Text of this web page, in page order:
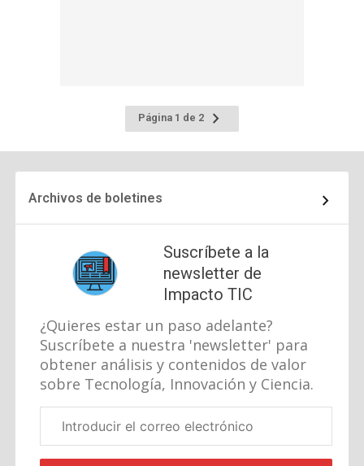
Página 1 de 2
Ir
a
Archivos de boletines
Suscríbete a la
newsletter de
Impacto TIC
¿Quieres estar un paso adelante?
Suscríbete a nuestra 'newsletter' para
obtener análisis y contenidos de valor
sobre Tecnología, Innovación y Ciencia.
electrónico